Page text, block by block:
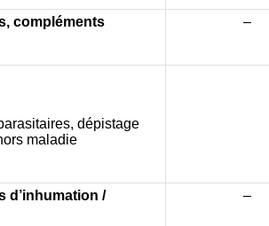
compléments
–
dépistage
maladie
d’inhumation /
–